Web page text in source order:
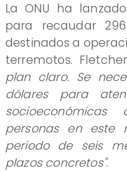
La ONU ha
para recaudar
destinados a
terremotos.
plan claro. Se
dólares para
personas en este
periodo de seis
plazos concretos".